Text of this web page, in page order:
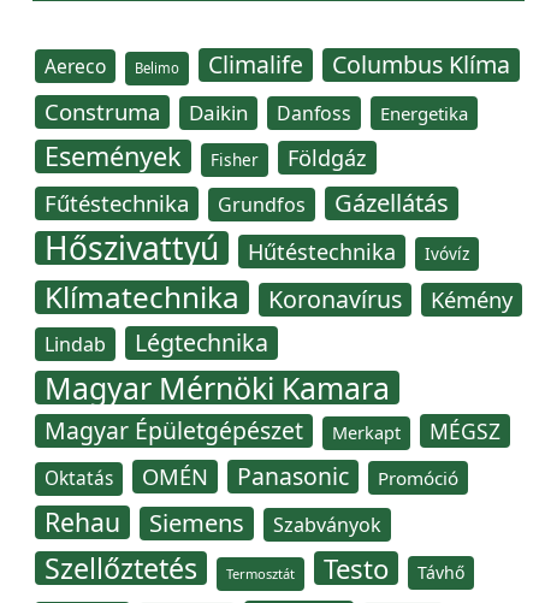
Aereco Belimo Climalife Columbus Klíma
Construma Daikin Danfoss Energetika
Események Fisher Földgáz
Fűtéstechnika Grundfos Gázellátás
Hőszivattyú Hűtéstechnika Ivóvíz
Klímatechnika Koronavírus Kémény
Lindab Légtechnika
Magyar Mérnöki Kamara
Magyar Épületgépészet Merkapt MÉGSZ
Oktatás OMÉN Panasonic Promóció
Rehau Siemens Szabványok
Szellőztetés Termosztát Testo Távhő